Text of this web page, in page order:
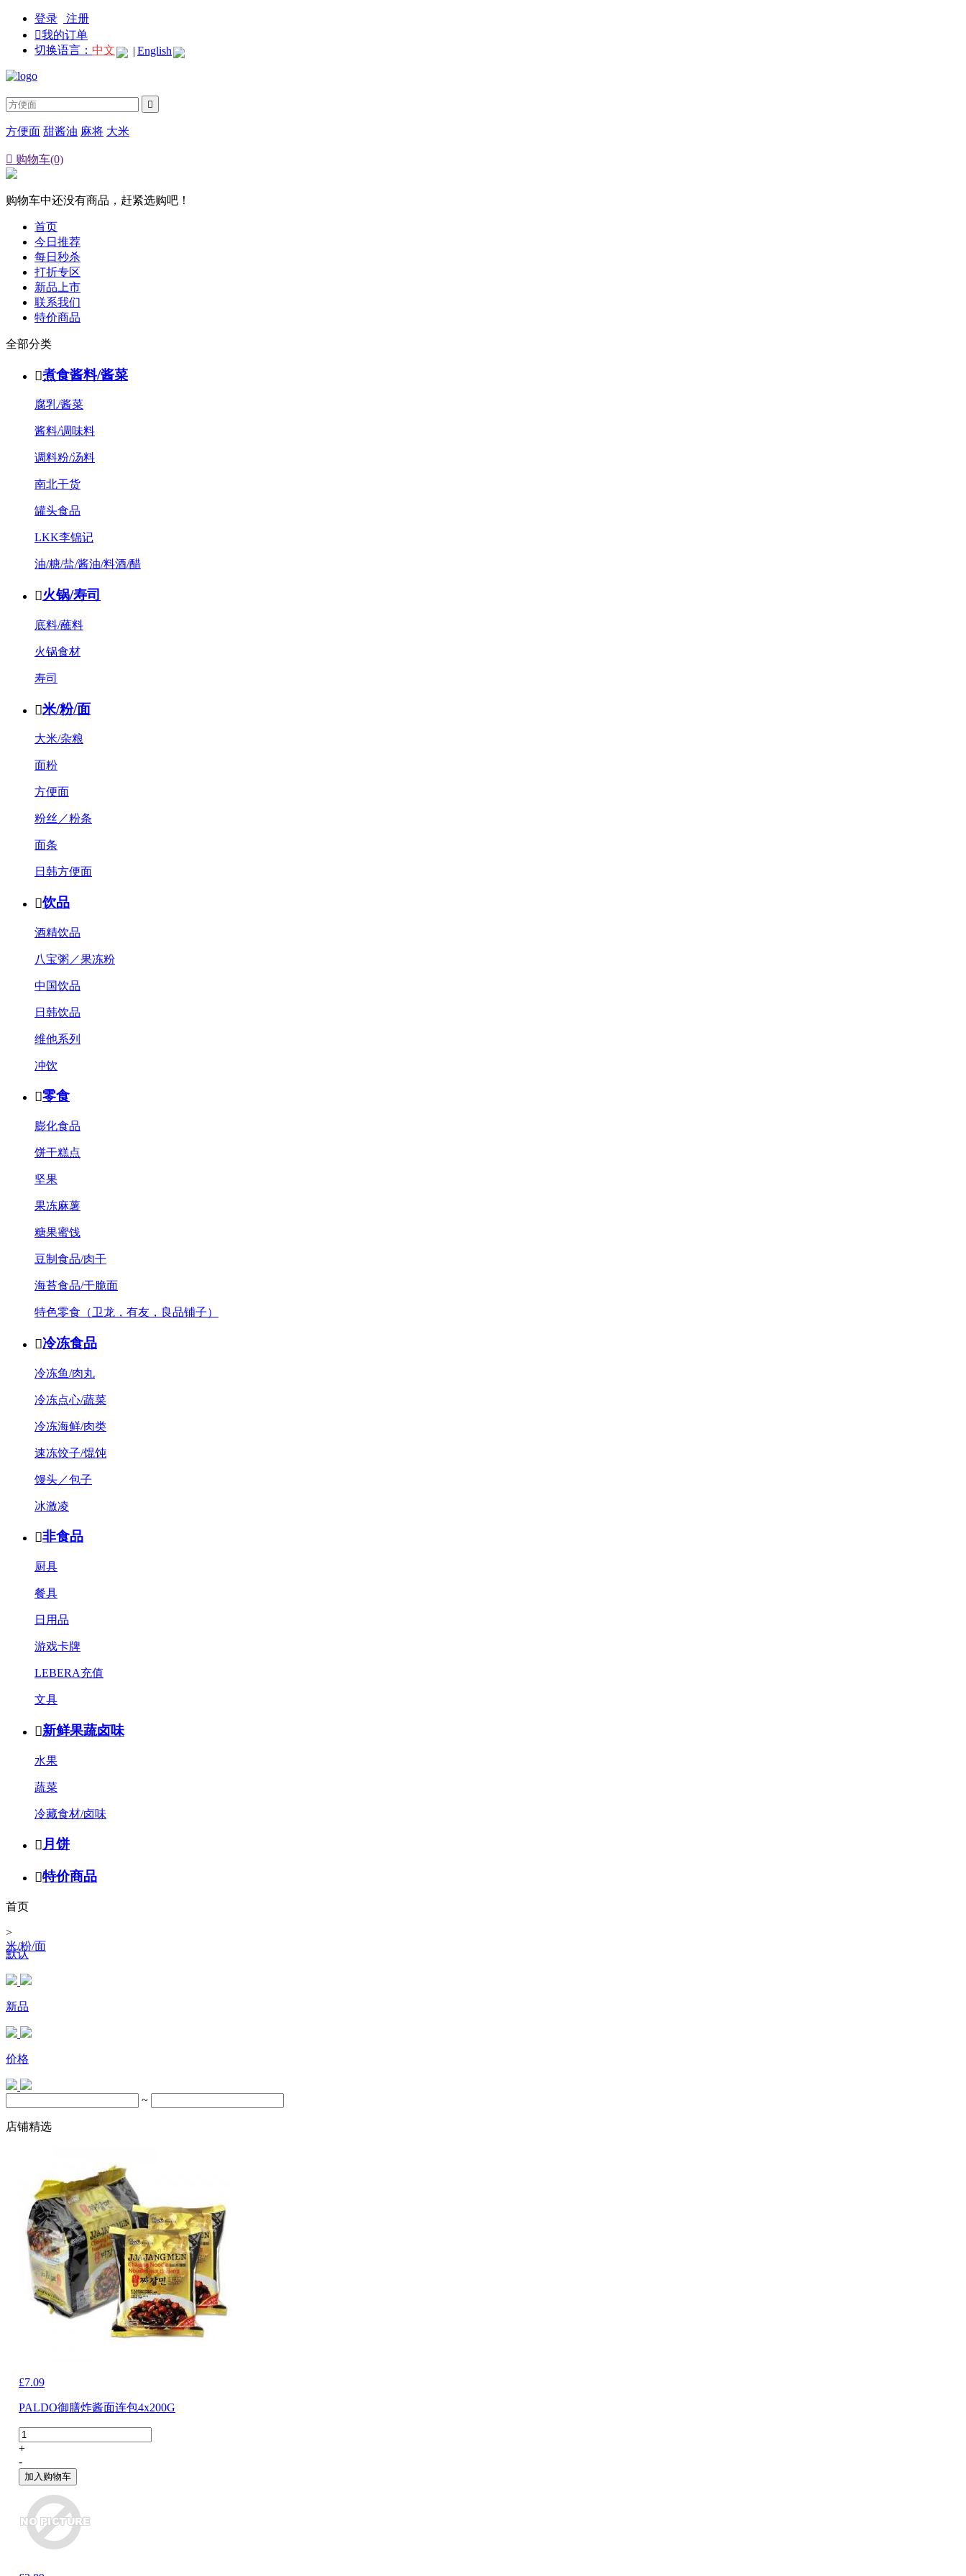
登录
注册
我的订单
切换语言： 中文 | English

方便面 甜酱油 麻将 大米
 购物车(0)
购物车中还没有商品，赶紧选购吧！
首页
今日推荐
每日秒杀
打折专区
新品上市
联系我们
特价商品
全部分类
煮食酱料/酱菜
腐乳/酱菜
酱料/调味料
调料粉/汤料
南北干货
罐头食品
LKK李锦记
油/糖/盐/酱油/料酒/醋
火锅/寿司
底料/蘸料
火锅食材
寿司
米/粉/面
大米/杂粮
面粉
方便面
粉丝／粉条
面条
日韩方便面
饮品
酒精饮品
八宝粥／果冻粉
中国饮品
日韩饮品
维他系列
冲饮
零食
膨化食品
饼干糕点
坚果
果冻麻薯
糖果蜜饯
豆制食品/肉干
海苔食品/干脆面
特色零食（卫龙，有友，良品铺子）
冷冻食品
冷冻鱼/肉丸
冷冻点心/蔬菜
冷冻海鲜/肉类
速冻饺子/馄饨
馒头／包子
冰激凌
非食品
厨具
餐具
日用品
游戏卡牌
LEBERA充值
文具
新鲜果蔬卤味
水果
蔬菜
冷藏食材/卤味
月饼
特价商品
首页
>
米/粉/面
默认
新品
价格
~
店铺精选
£7.09
PALDO御膳炸酱面连包4x200G
+
-
加入购物车